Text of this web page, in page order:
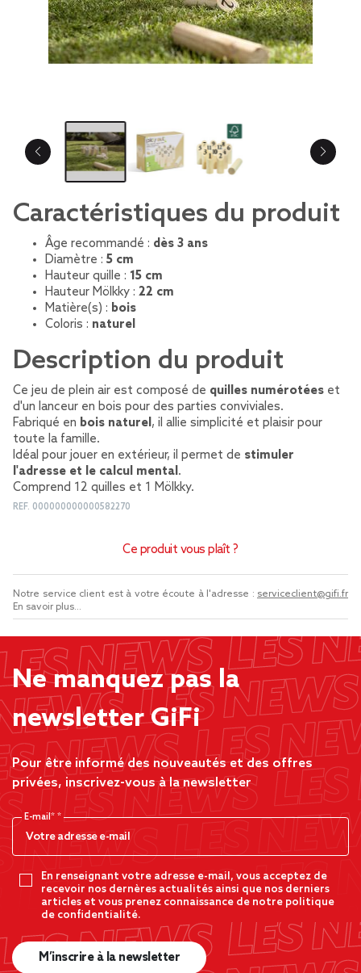
Caractéristiques du produit
Âge recommandé : dès 3 ans
Diamètre : 5 cm
Hauteur quille : 15 cm
Hauteur Mölkky : 22 cm
Matière(s) : bois
Coloris : naturel
Description du produit
Ce jeu de plein air est composé de quilles numérotées et
d'un lanceur en bois pour des parties conviviales.
Fabriqué en bois naturel, il allie simplicité et plaisir pour
toute la famille.
Idéal pour jouer en extérieur, il permet de stimuler
l'adresse et le calcul mental.
Comprend 12 quilles et 1 Mölkky.
REF. 000000000000582270
Ce produit vous plaît ?
Notre service client est à votre écoute à l'adresse : serviceclient@gifi.fr
En savoir plus...
Ne manquez pas la
newsletter GiFi
Pour être informé des nouveautés et des offres
privées, inscrivez-vous à la newsletter
E-mail*
En renseignant votre adresse e-mail, vous acceptez de
recevoir nos dernères actualités ainsi que nos derniers
articles et vous prenez connaissance de notre politique
de confidentialité.
M’inscrire à la newsletter